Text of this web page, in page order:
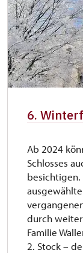
6.
Ab 2024
Schlosses
besichtigen.
durch
Familie
2. Stock –